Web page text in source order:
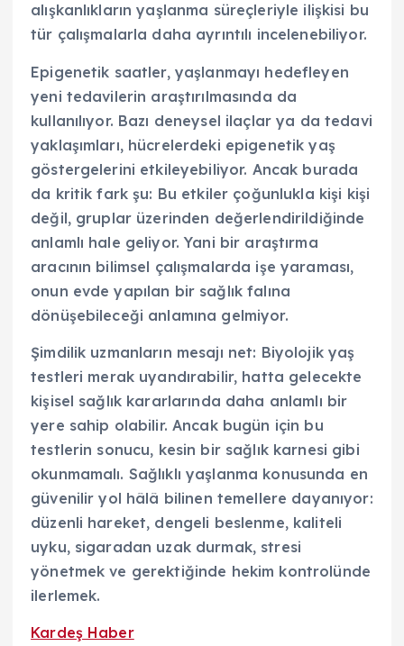
alışkanlıkların yaşlanma süreçleriyle ilişkisi bu
tür çalışmalarla daha ayrıntılı incelenebiliyor.
Epigenetik saatler, yaşlanmayı hedefleyen
yeni tedavilerin araştırılmasında da
kullanılıyor. Bazı deneysel ilaçlar ya da tedavi
yaklaşımları, hücrelerdeki epigenetik yaş
göstergelerini etkileyebiliyor. Ancak burada
da kritik fark şu: Bu etkiler çoğunlukla kişi kişi
değil, gruplar üzerinden değerlendirildiğinde
anlamlı hale geliyor. Yani bir araştırma
aracının bilimsel çalışmalarda işe yaraması,
onun evde yapılan bir sağlık falına
dönüşebileceği anlamına gelmiyor.
Şimdilik uzmanların mesajı net: Biyolojik yaş
testleri merak uyandırabilir, hatta gelecekte
kişisel sağlık kararlarında daha anlamlı bir
yere sahip olabilir. Ancak bugün için bu
testlerin sonucu, kesin bir sağlık karnesi gibi
okunmamalı. Sağlıklı yaşlanma konusunda en
güvenilir yol hâlâ bilinen temellere dayanıyor:
düzenli hareket, dengeli beslenme, kaliteli
uyku, sigaradan uzak durmak, stresi
yönetmek ve gerektiğinde hekim kontrolünde
ilerlemek.
Kardeş Haber